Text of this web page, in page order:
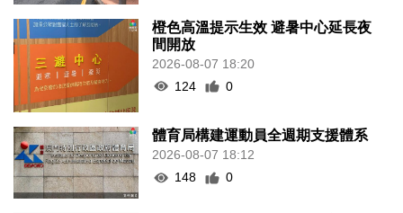
橙色高溫提示生效 避暑中心延長夜
間開放
2026-08-07 18:20
124
0
體育局構建運動員全週期支援體系
2026-08-07 18:12
148
0